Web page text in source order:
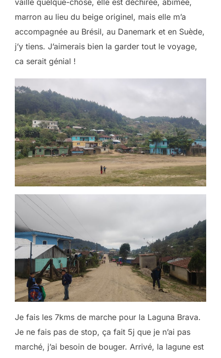
vaille quelque-chose, elle est déchirée, abîmée,
marron au lieu du beige originel, mais elle m’a
accompagnée au Brésil, au Danemark et en Suède,
j’y tiens. J’aimerais bien la garder tout le voyage,
ca serait génial !
Je fais les 7kms de marche pour la Laguna Brava.
Je ne fais pas de stop, ça fait 5j que je n’ai pas
marché, j’ai besoin de bouger. Arrivé, la lagune est